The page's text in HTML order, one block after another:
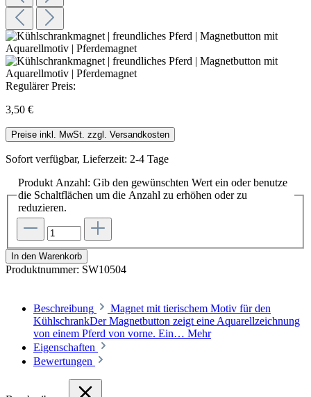
Regulärer Preis:
3,50 €
Preise inkl. MwSt. zzgl. Versandkosten
Sofort verfügbar, Lieferzeit: 2-4 Tage
Produkt Anzahl: Gib den gewünschten Wert ein oder benutze
die Schaltflächen um die Anzahl zu erhöhen oder zu
reduzieren.
In den Warenkorb
Produktnummer: SW10504
Beschreibung
Magnet mit tierischem Motiv für den
KühlschrankDer Magnetbutton zeigt eine Aquarellzeichnung
von einem Pferd von vorne. Ein… Mehr
Eigenschaften
Bewertungen